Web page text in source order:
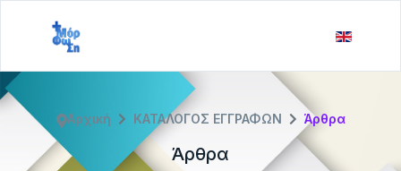
Άρθρα
Αρχική ΚΑΤΑΛΟΓΟΣ ΕΓΓΡΑΦΩΝ Άρθρα